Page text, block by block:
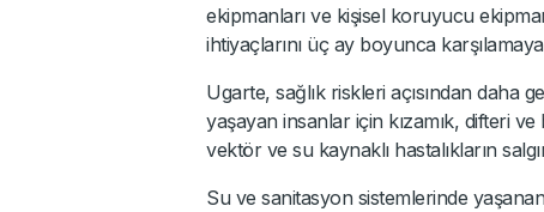
ekipmanları ve kişisel koruyucu
ihtiyaçlarını üç ay boyunca
Ugarte, sağlık riskleri açısından daha
yaşayan insanlar için kızamık, difteri ve
vektör ve su kaynaklı hastalıkların
Su ve sanitasyon sistemlerinde